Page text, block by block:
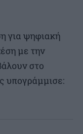
για ψηφιακή
με την
στο
υπογράμμισε: